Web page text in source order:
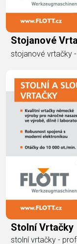
Stojanové
stojanové vrtačky
Stolní Vrtačky
stolní vrtačky -